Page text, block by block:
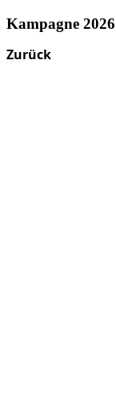
Kampagne 2026
Zurück